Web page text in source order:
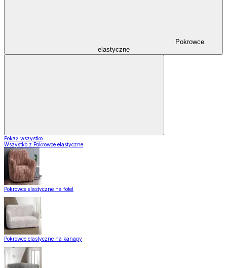
Pokrowce
elastyczne
Pokaż wszystko
Wszystko z Pokrowce elastyczne
Pokrowce elastyczne na fotel
Pokrowce elastyczne na kanapy